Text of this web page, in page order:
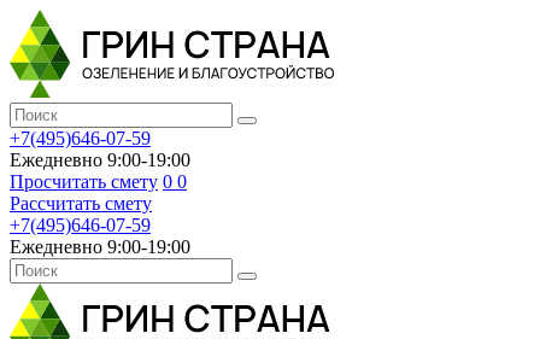
+7(495)646-07-59
Ежедневно 9:00-19:00
Просчитать смету 0 0
Рассчитать смету
+7(495)646-07-59
Ежедневно 9:00-19:00